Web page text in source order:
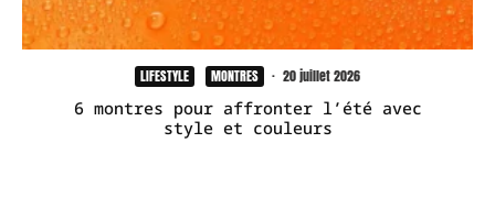
LIFESTYLE MONTRES · 20 juillet 2026
6 montres pour affronter l’été avec
style et couleurs